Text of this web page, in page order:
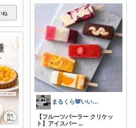
ね
まるくら🐼いいね・コレ・購入感謝.*･
【フルーツパーラー クリケッ
ト】アイスバー ...